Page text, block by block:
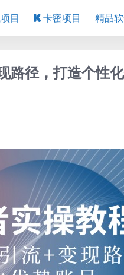
目 卡密项目 精品
路径，打造个性